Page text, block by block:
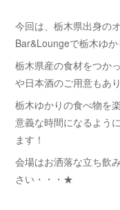
今回は、栃木県出身の
Bar&Loungeで栃木ゆ
栃木県産の食材をつか
や日本酒のご用意もあ
栃木ゆかりの食べ物を
意義な時間になるよう
ます！
会場はお洒落な立ち飲
さい・・・★